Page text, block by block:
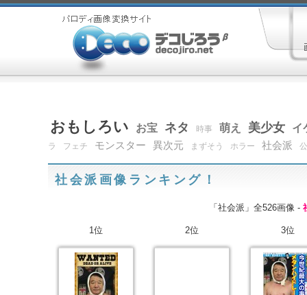
おもしろい お宝 ネタ 時事 萌え 美少女 イ
ラ フェチ モンスター 異次元 まずそう ホラー 社会派
社会派画像ランキング！
「社会派」全526画像 -
1位 2位 3位